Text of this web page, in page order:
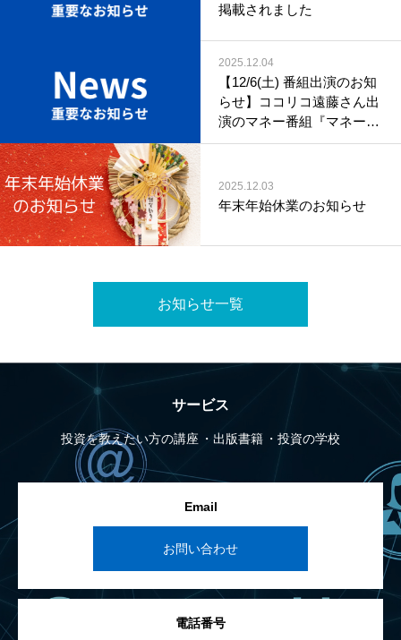
掲載されました
2025.12.04
【12/6(土) 番組出演のお知
らせ】ココリコ遠藤さん出
演のマネー番組『マネーリ
ーダー!!!』
2025.12.03
年末年始休業のお知らせ
お知らせ一覧
サービス
投資を教えたい方の講座 出版書籍 投資の学校
Email
お問い合わせ
電話番号